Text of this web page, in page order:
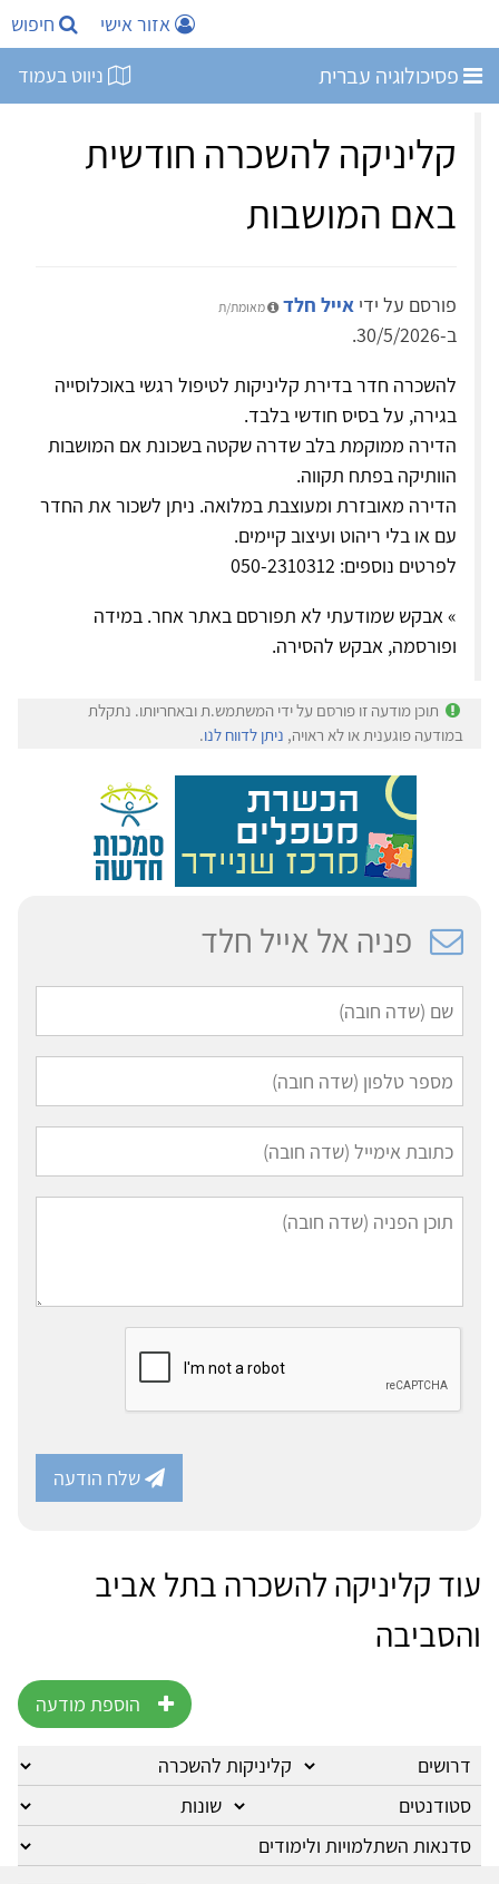
אזור אישי חיפוש
פסיכולוגיה עברית ניווט בעמוד
קליניקה להשכרה חודשית
באם המושבות
פורסם על ידי אייל חלד מאומת/ת
ב-30/5/2026.
להשכרה חדר בדירת קליניקות לטיפול רגשי באוכלוסייה
בגירה, על בסיס חודשי בלבד.
הדירה ממוקמת בלב שדרה שקטה בשכונת אם המושבות
הוותיקה בפתח תקווה.
הדירה מאובזרת ומעוצבת במלואה. ניתן לשכור את החדר
עם או בלי ריהוט ועיצוב קיימים.
לפרטים נוספים: 050-2310312
» אבקש שמודעתי לא תפורסם באתר אחר. במידה
ופורסמה, אבקש להסירה.
תוכן מודעה זו פורסם על ידי המשתמש.ת ובאחריותו. נתקלת
במודעה פוגענית או לא ראויה, ניתן לדווח לנו.
פניה אל אייל חלד
שלח הודעה
עוד קליניקה להשכרה בתל אביב
והסביבה
הוספת מודעה